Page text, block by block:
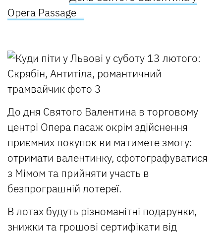
Opera Passage
До дня Святого Валентина в торговому
центрі Опера пасаж окрім здійснення
приємних покупок ви матимете змогу:
отримати валентинку, сфотографуватися
з Мімом та прийняти участь в
безпрограшній лотереї.
В лотах будуть різноманітні подарунки,
знижки та грошові сертифікати від